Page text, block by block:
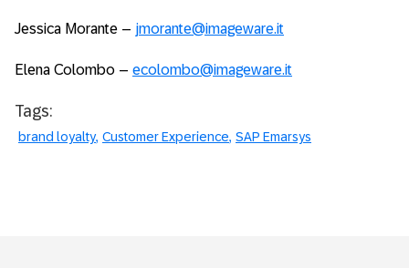
Jessica Morante – jmorante@imageware.it
Elena Colombo – ecolombo@imageware.it
Tags:
brand loyalty Customer Experience SAP Emarsys